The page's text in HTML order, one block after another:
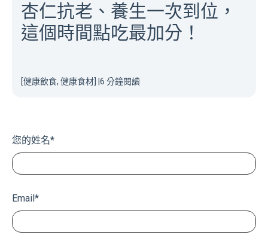
杏仁抗老、養生一次到位，
這個時間點吃最加分！
[健康飲食, 健康食材] 6 分鐘閱讀
您的姓名*
Email *